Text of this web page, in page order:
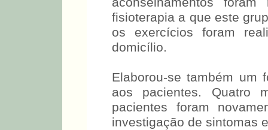
fisioterapia a que este
os exercícios foram
domicílio.
Elaborou-se também um
aos pacientes. Quatro
pacientes foram
investigação de sintomas